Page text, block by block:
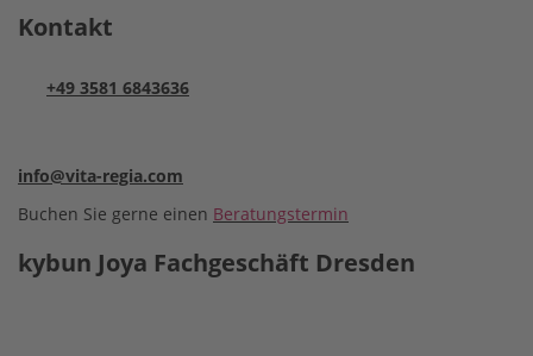
Kontakt
+49 3581 6843636
info@vita-regia.com
Buchen Sie gerne einen Beratungstermin
kybun Joya Fachgeschäft Dresden